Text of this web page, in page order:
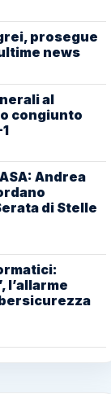
prosegue
news
al
congiunto
Andrea
di Stelle
l’allarme